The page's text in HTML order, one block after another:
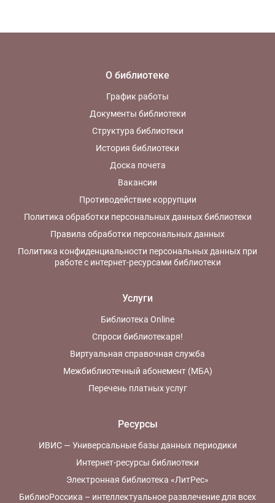
О библиотеке
График работы
Документы библиотеки
Структура библиотеки
История библиотеки
Доска почета
Вакансии
Противодействие коррупции
Политика обработки персональных данных библиотеки
Правила обработки персональных данных
Политика конфиденциальности персональных данных при
работе с интернет-ресурсами библиотеки
Услуги
Библиотека Online
Спроси библиотекаря!
Виртуальная справочная служба
Межбиблиотечный абонемент (МБА)
Перечень платных услуг
Ресурсы
ИВИС — Универсальные базы данных периодики
Интернет-ресурсы библиотеки
Электронная библиотека «ЛитРес»
БиблиоРоссика – интеллектуальное развлечение для всех